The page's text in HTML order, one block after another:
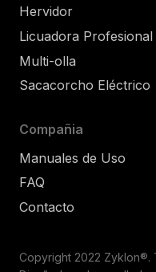
Hervidor
Licuadora Profesional
Multi-olla
Sacacorcho Eléctrico
Compañia
Manuales de Uso
FAQ
Contacto
Copyright 2022